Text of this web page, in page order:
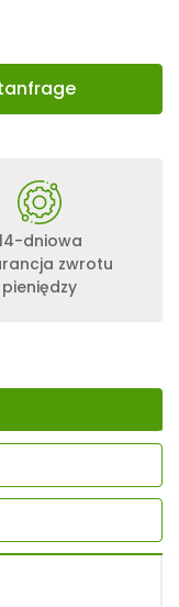
dniowa
zwrotu
pieniędzy